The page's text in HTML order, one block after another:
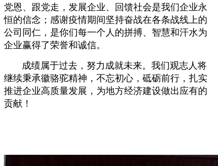
党恩、跟党走，发展企业、回馈社会是我们企业永
恒的信念；感谢疫情期间坚持奋战在各条战线上的
公司同仁，是你们每一个人的拼搏、智慧和汗水为
企业赢得了荣誉和诚信。
成绩属于过去，努力成就未来。我们观志人将
继续秉承徽骆驼精神，不忘初心，砥砺前行，扎实
推进企业高质量发展，为地方经济建设做出应有的
贡献！